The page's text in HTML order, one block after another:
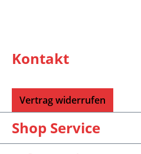
Kontakt
Vertrag widerrufen
Shop Service